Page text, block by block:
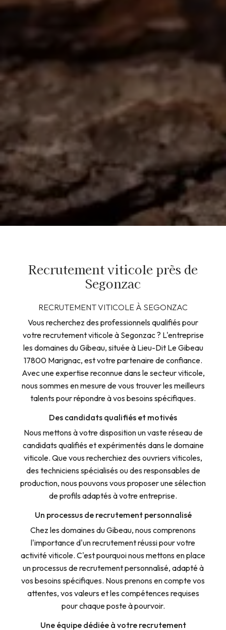
Recrutement viticole près de
Segonzac
RECRUTEMENT VITICOLE À SEGONZAC
Vous recherchez des professionnels qualifiés pour
votre recrutement viticole à Segonzac ? L'entreprise
les domaines du Gibeau, située à Lieu-Dit Le Gibeau
17800 Marignac, est votre partenaire de confiance.
Avec une expertise reconnue dans le secteur viticole,
nous sommes en mesure de vous trouver les meilleurs
talents pour répondre à vos besoins spécifiques.
Des candidats qualifiés et motivés
Nous mettons à votre disposition un vaste réseau de
candidats qualifiés et expérimentés dans le domaine
viticole. Que vous recherchiez des ouvriers viticoles,
des techniciens spécialisés ou des responsables de
production, nous pouvons vous proposer une sélection
de profils adaptés à votre entreprise.
Un processus de recrutement personnalisé
Chez les domaines du Gibeau, nous comprenons
l'importance d'un recrutement réussi pour votre
activité viticole. C'est pourquoi nous mettons en place
un processus de recrutement personnalisé, adapté à
vos besoins spécifiques. Nous prenons en compte vos
attentes, vos valeurs et les compétences requises
pour chaque poste à pourvoir.
Une équipe dédiée à votre recrutement